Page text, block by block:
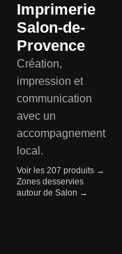
Imprimerie
Salon-de-
Provence
Création,
impression et
communication
avec un
accompagnement
local.
Voir les 207 produits →
Zones desservies
autour de Salon →